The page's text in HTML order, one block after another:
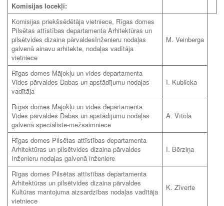
Komisijas locekļi:
Komisijas priekšsēdētāja vietniece, Rīgas domes
Pilsētas attīstības departamenta Arhitektūras un
pilsētvides dizaina pārvaldesInženieru nodaļas
galvenā ainavu arhitekte, nodaļas vadītāja
vietniece
M. Veinberga
Rīgas domes Mājokļu un vides departamenta
Vides pārvaldes Dabas un apstādījumu nodaļas
vadītāja
I. Kublicka
Rīgas domes Mājokļu un vides departamenta
Vides pārvaldes Dabas un apstādījumu nodaļas
galvenā speciāliste-mežsaimniece
A. Vītola
Rīgas domes Pilsētas attīstības departamenta
Arhitektūras un pilsētvides dizaina pārvaldes
Inženieru nodaļas galvenā inženiere
I. Bērziņa
Rīgas domes Pilsētas attīstības departamenta
Arhitektūras un pilsētvides dizaina pārvaldes
Kultūras mantojuma aizsardzības nodaļas vadītāja
vietniece
K. Zīverte